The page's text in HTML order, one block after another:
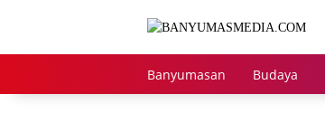
Banyumasan Budaya